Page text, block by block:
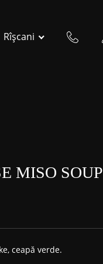
Rîșcani
MISO SOUP
ceapă verde.